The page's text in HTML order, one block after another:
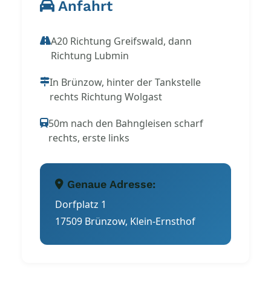
Anfahrt
A20 Richtung Greifswald, dann
Richtung Lubmin
In Brünzow, hinter der Tankstelle
rechts Richtung Wolgast
50m nach den Bahngleisen scharf
rechts, erste links
Genaue Adresse:
Dorfplatz 1
17509 Brünzow, Klein-Ernsthof